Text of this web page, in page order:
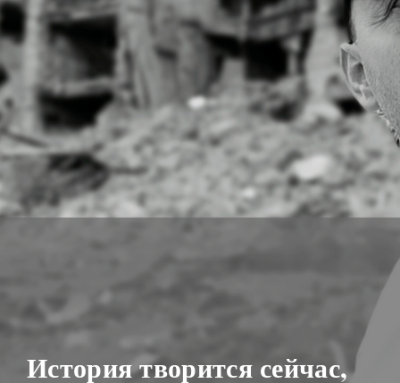
История творится сейчас,